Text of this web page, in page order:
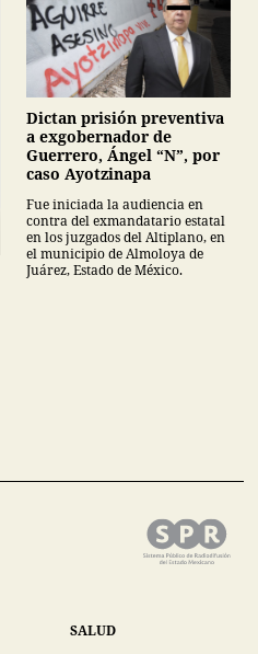
Dictan prisión preventiva
a exgobernador de
Guerrero, Ángel “N”, por
caso Ayotzinapa
Fue iniciada la audiencia en
contra del exmandatario estatal
en los juzgados del Altiplano, en
el municipio de Almoloya de
Juárez, Estado de México.
SALUD